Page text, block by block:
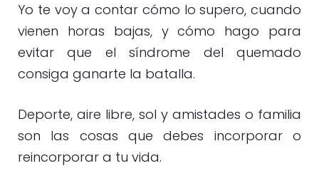
Yo te voy a contar cómo lo supero, cuando
vienen horas bajas, y cómo hago para
evitar que el síndrome del quemado
consiga ganarte la batalla.
Deporte, aire libre, sol y amistades o familia
son las cosas que debes incorporar o
reincorporar a tu vida.